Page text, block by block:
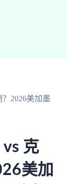
2026美加墨
克
美加